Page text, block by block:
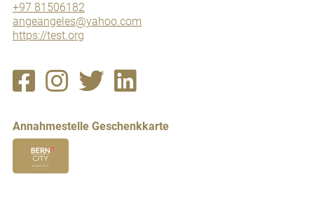
+97 81506182
angeangeles@yahoo.com
https://test.org
Annahmestelle Geschenkkarte